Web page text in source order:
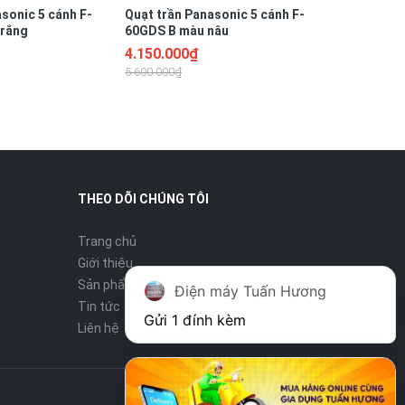
5 cánh F-
Quạt trần Panasonic 5 cánh F-
60GDS B màu nâu
4.150.000₫
5.600.000₫
THEO DÕI CHÚNG TÔI
Trang chủ
Giới thiệu
Sản phẩm
Tin tức
Liên hệ
Điện máy Tuấn Hương
Gửi 1 đính kèm